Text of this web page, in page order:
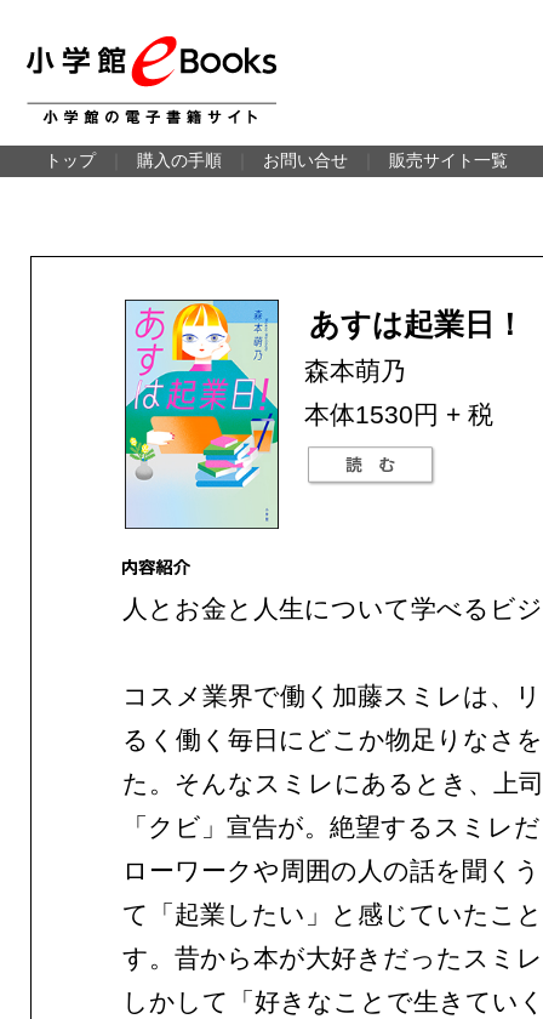
トップ 購入の手順 お問い合せ 販売サイト一覧
あすは起業日！
森本萌乃
本体1530円 + 税
人とお金と人生について学べるビ
コスメ業界で働く加藤スミレは、
るく働く毎日にどこか物足りなさ
た。そんなスミレにあるとき、上
「クビ」宣告が。絶望するスミレ
ローワークや周囲の人の話を聞く
て「起業したい」と感じていたこ
す。昔から本が大好きだったスミ
しかして「好きなことで生きてい